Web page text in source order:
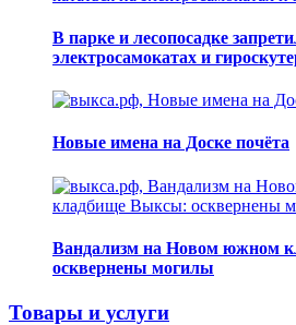
В парке и лесопосадке
электросамокатах и
Новые имена на Доске почёта
Вандализм на Новом южном
осквернены могилы
Товары и услуги